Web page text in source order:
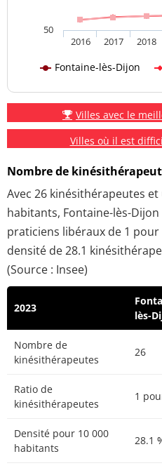
Fontaine-lès-Dijon
2016 2017 2018
50
Villes avec le
Villes où il est
Nombre de
Avec 26 kinésithérapeutes
habitants, Fontaine-lès-
praticiens libéraux de 1
densité de 28.1
(Source : Insee)
2023
lès-
Nombre de
kinésithérapeutes
26
Ratio de
kinésithérapeutes
1
Densité pour 10 000
habitants